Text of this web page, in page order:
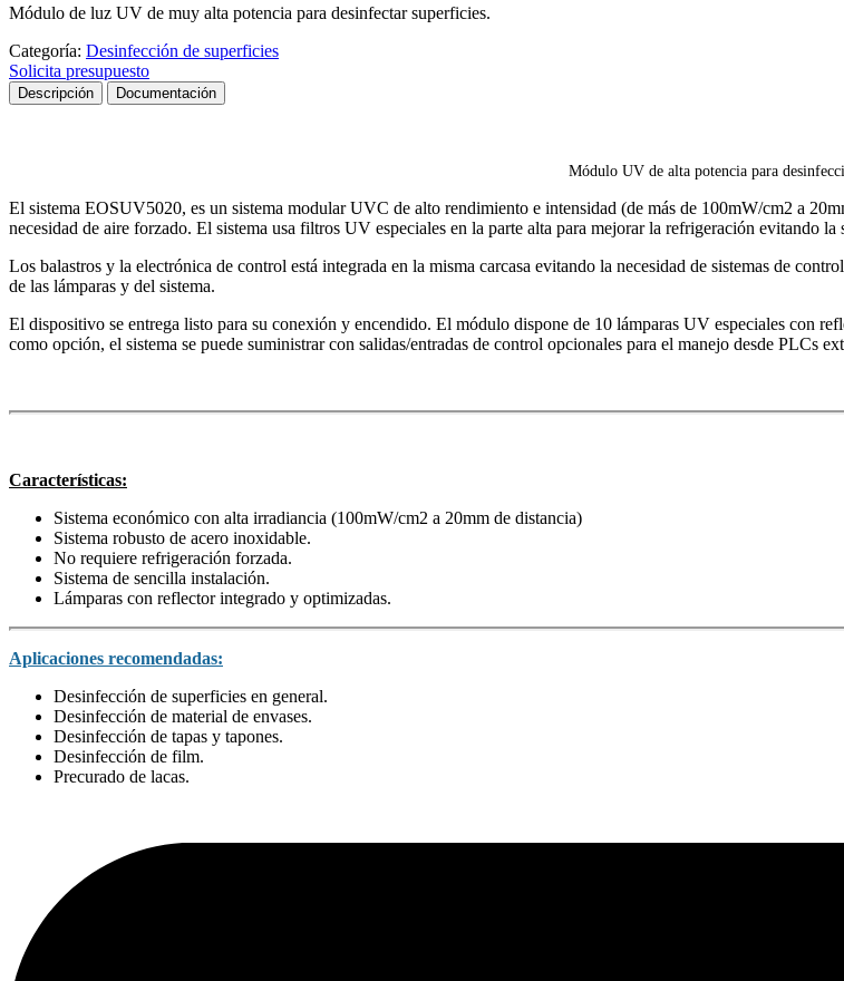
Módulo de luz UV de muy alta potencia para desinfectar superficies.
Categoría: Desinfección de superficies
Solicita presupuesto
Descripción Documentación
Módulo UV de alta potencia para
El sistema EOSUV5020, es un sistema modular UVC de alto rendimiento e intensidad (de más de 100mW/cm2 a
necesidad de aire forzado. El sistema usa filtros UV especiales en la parte alta para mejorar la refrigeración evitando
Los balastros y la electrónica de control está integrada en la misma carcasa evitando la necesidad de sistemas de
de las lámparas y del sistema.
El dispositivo se entrega listo para su conexión y encendido. El módulo dispone de 10 lámparas UV especiales con
como opción, el sistema se puede suministrar con salidas/entradas de control opcionales para el manejo desde PLCs
Características:
Sistema económico con alta irradiancia (100mW/cm2 a 20mm de distancia)
Sistema robusto de acero inoxidable.
No requiere refrigeración forzada.
Sistema de sencilla instalación.
Lámparas con reflector integrado y optimizadas.
Aplicaciones recomendadas:
Desinfección de superficies en general.
Desinfección de material de envases.
Desinfección de tapas y tapones.
Desinfección de film.
Precurado de lacas.